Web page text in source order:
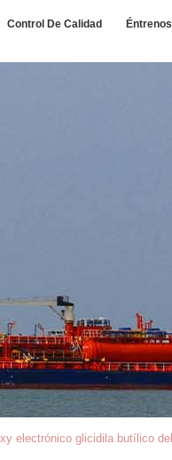
Control De Calidad
electrónico glicidila butílico